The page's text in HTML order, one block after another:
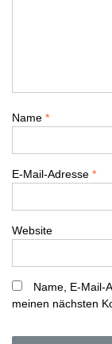
v
i
g
a
i
Name *
E-Mail-Adresse *
Website
Name, E-Mail-
meinen nächsten